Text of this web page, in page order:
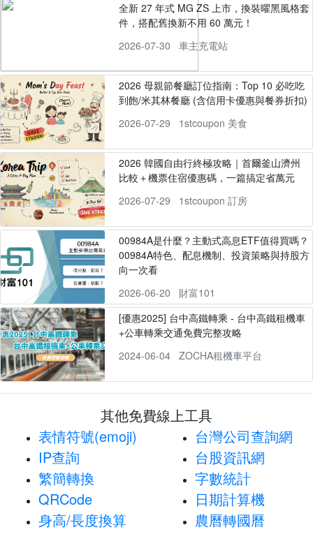
全新 27 年式 MG ZS 上市，換裝曜黑風格套
件，搭配舊換新不用 60 萬元！
2026-07-30
車主充電站
2026 母親節餐廳訂位指南：Top 10 必吃吃
到飽/米其林餐廳 (含信用卡優惠與餐券折扣)
2026-07-29
1stcoupon 美食
2026 韓國自由行終極攻略｜首爾釜山濟州
比較＋機票住宿優惠碼，一篇搞定省萬元
2026-07-29
1stcoupon 訂房
00984A是什麼？主動式高息ETF值得買嗎？
00984A特色、配息機制、投資策略與持股方
向一次看
2026-06-20
財富101
[優惠2025] 台中高鐵轉乘 - 台中高鐵租機車
+公車轉乘交通免費完整攻略
2024-06-04
ZOCHA租機車平台
其他免費線上工具
表情符號(emoji)
IP查詢
繁簡轉換
QRCode
身高/長度換算
台灣公司查詢網
台股資訊網
字數統計
日期計算機
農曆轉國曆